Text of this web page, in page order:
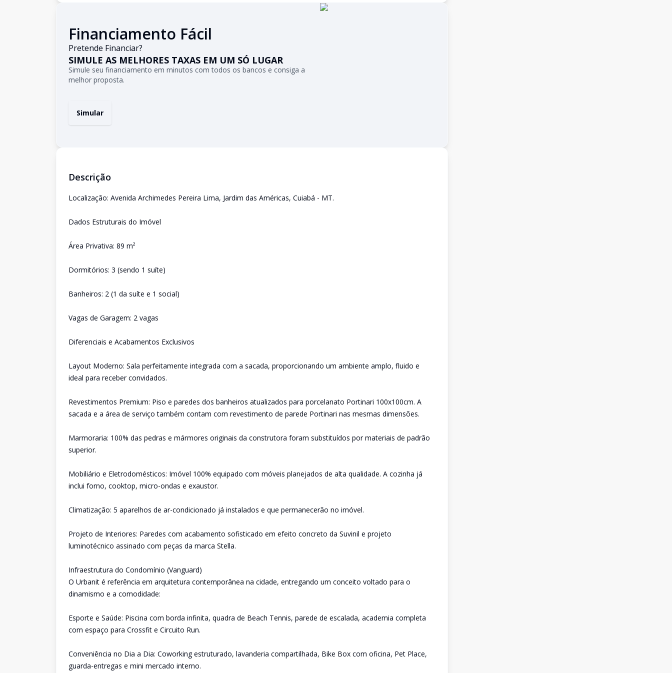
Financiamento Fácil
Pretende Financiar?
SIMULE AS MELHORES TAXAS EM UM SÓ LUGAR
Simule seu financiamento em minutos com todos os bancos e consiga a
melhor proposta.
Simular
Descrição
Localização: Avenida Archimedes Pereira Lima, Jardim das Américas, Cuiabá - MT.
Dados Estruturais do Imóvel
Área Privativa: 89 m²
Dormitórios: 3 (sendo 1 suíte)
Banheiros: 2 (1 da suíte e 1 social)
Vagas de Garagem: 2 vagas
Diferenciais e Acabamentos Exclusivos
Layout Moderno: Sala perfeitamente integrada com a sacada, proporcionando um ambiente amplo, fluido e
ideal para receber convidados.
Revestimentos Premium: Piso e paredes dos banheiros atualizados para porcelanato Portinari 100x100cm. A
sacada e a área de serviço também contam com revestimento de parede Portinari nas mesmas dimensões.
Marmoraria: 100% das pedras e mármores originais da construtora foram substituídos por materiais de padrão
superior.
Mobiliário e Eletrodomésticos: Imóvel 100% equipado com móveis planejados de alta qualidade. A cozinha já
inclui forno, cooktop, micro-ondas e exaustor.
Climatização: 5 aparelhos de ar-condicionado já instalados e que permanecerão no imóvel.
Projeto de Interiores: Paredes com acabamento sofisticado em efeito concreto da Suvinil e projeto
luminotécnico assinado com peças da marca Stella.
Infraestrutura do Condomínio (Vanguard)
O Urbanit é referência em arquitetura contemporânea na cidade, entregando um conceito voltado para o
dinamismo e a comodidade:
Esporte e Saúde: Piscina com borda infinita, quadra de Beach Tennis, parede de escalada, academia completa
com espaço para Crossfit e Circuito Run.
Conveniência no Dia a Dia: Coworking estruturado, lavanderia compartilhada, Bike Box com oficina, Pet Place,
guarda-entregas e mini mercado interno.